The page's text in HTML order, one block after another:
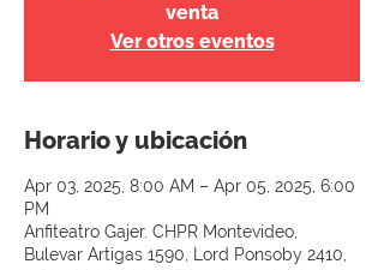
venta
Ver otros eventos
Horario y ubicación
Apr 03, 2025, 8:00 AM – Apr 05, 2025, 6:00
PM
Anfiteatro Gajer. CHPR Montevideo,
Bulevar Artigas 1590, Lord Ponsoby 2410,